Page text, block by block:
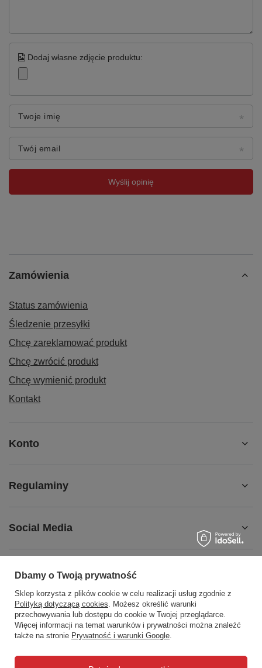
Dodaj własne zdjęcie produktu:
Twoje imię
Twój email
Wyślij opinię
Zamówienia
Status zamówienia
Śledzenie przesyłki
Chcę zareklamować produkt
Chcę zwrócić produkt
Chcę wymienić produkt
Kontakt
Konto
Regulaminy
Social Media
508372615 biuro@centrumwarsztatowe.pl
CentrumWarsztatowe.pl,Hetmańska 25,15-727Białystok
Dbamy o Twoją prywatność
Sklep korzysta z plików cookie w celu realizacji usług zgodnie z
Polityką dotyczącą cookies. Możesz określić warunki
przechowywania lub dostępu do cookie w Twojej przeglądarce.
Więcej informacji na temat warunków i prywatności można znaleźć
także na stronie Prywatność i warunki Google.